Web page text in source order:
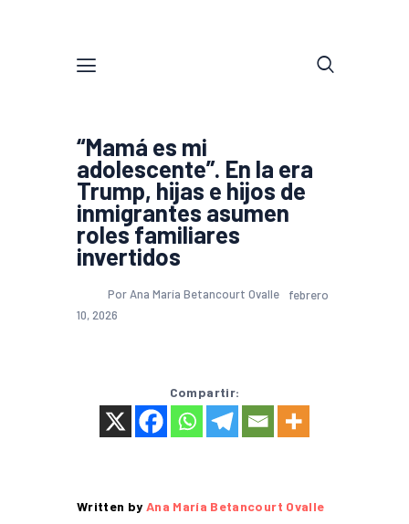
“Mamá es mi
adolescente”. En la era
Trump, hijas e hijos de
inmigrantes asumen
roles familiares
invertidos
Por Ana María Betancourt Ovalle
febrero
10, 2026
Compartir:
Written by Ana María Betancourt Ovalle